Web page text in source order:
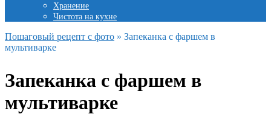
Хранение
Чистота на кухне
Пошаговый рецепт с фото » Запеканка с фаршем в
мультиварке
Запеканка с фаршем в
мультиварке